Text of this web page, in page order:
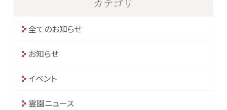
全てのお知らせ
お知らせ
イベント
霊園ニュース